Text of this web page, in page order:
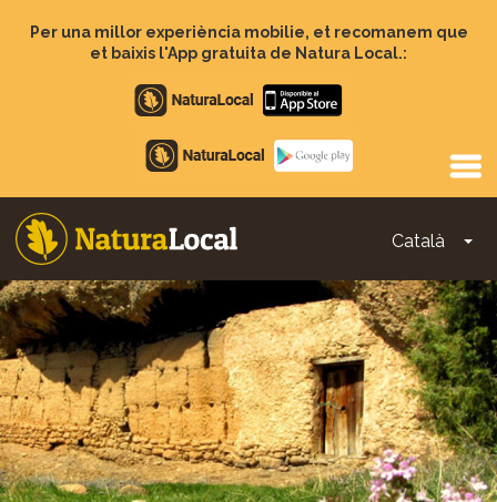
Per una millor experiència mobilie, et recomanem que
et baixis l'App gratuita de Natura Local.:
Apple
store
Google
Play
Català
Main
navigation